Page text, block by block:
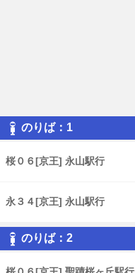
のりば：1
桜０６[京王] 永山駅行
永３４[京王] 永山駅行
のりば：2